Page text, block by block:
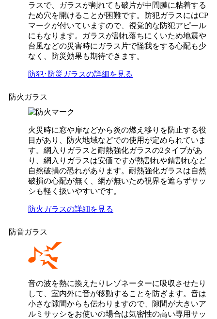
ラスで、ガラスが割れても破片が中間膜に粘着する
ため穴を開けることが困難です。防犯ガラスにはCP
マークが付いていますので、視覚的な防犯アピール
にもなります。ガラスが割れ落ちにくいため地震や
台風などの災害時にガラス片で怪我をする心配も少
なく、防災効果も期待できます。
防犯･防災ガラスの詳細を見る
防火ガラス
火災時に窓や扉などから炎の燃え移りを防止する役
目があり、防火地域などでの使用が定められていま
す。網入りガラスと耐熱強化ガラスの2タイプがあ
り、網入りガラスは安価ですが熱割れや錆割れなど
自然破損の恐れがあります。耐熱強化ガラスは自然
破損の心配が無く、網が無いため視界を遮らずサッ
シも軽く扱いやすいです。
防火ガラスの詳細を見る
防音ガラス
音の波を熱に換えたりレゾネーターに吸収させたり
して、室内外に音が移動することを防ぎます。音は
小さな隙間からも伝わりますので、隙間が大きいア
ルミサッシをお使いの場合は気密性の高い専用サッ